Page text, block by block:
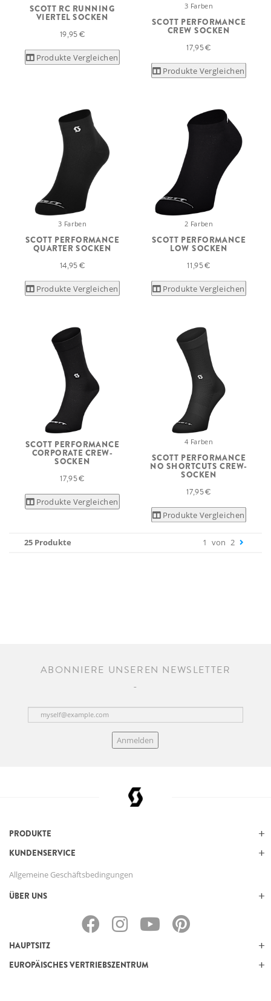
SCOTT RC RUNNING
VIERTEL SOCKEN
19,95 €
Produkte Vergleichen
3 Farben
SCOTT PERFORMANCE
CREW SOCKEN
17,95 €
Produkte Vergleichen
3 Farben
SCOTT PERFORMANCE
QUARTER SOCKEN
14,95 €
Produkte Vergleichen
2 Farben
SCOTT PERFORMANCE
LOW SOCKEN
11,95 €
Produkte Vergleichen
SCOTT PERFORMANCE
CORPORATE CREW-
SOCKEN
17,95 €
Produkte Vergleichen
4 Farben
SCOTT PERFORMANCE
NO SHORTCUTS CREW-
SOCKEN
17,95 €
Produkte Vergleichen
25 Produkte 1 von 2
ABONNIERE UNSEREN NEWSLETTER
Anmelden
PRODUKTE
KUNDENSERVICE
Allgemeine Geschäftsbedingungen
ÜBER UNS
HAUPTSITZ
EUROPÄISCHES VERTRIEBSZENTRUM